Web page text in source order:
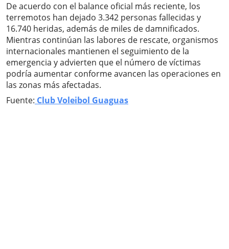
De acuerdo con el balance oficial más reciente, los
terremotos han dejado 3.342 personas fallecidas y
16.740 heridas, además de miles de damnificados.
Mientras continúan las labores de rescate, organismos
internacionales mantienen el seguimiento de la
emergencia y advierten que el número de víctimas
podría aumentar conforme avancen las operaciones en
las zonas más afectadas.
Fuente: Club Voleibol Guaguas